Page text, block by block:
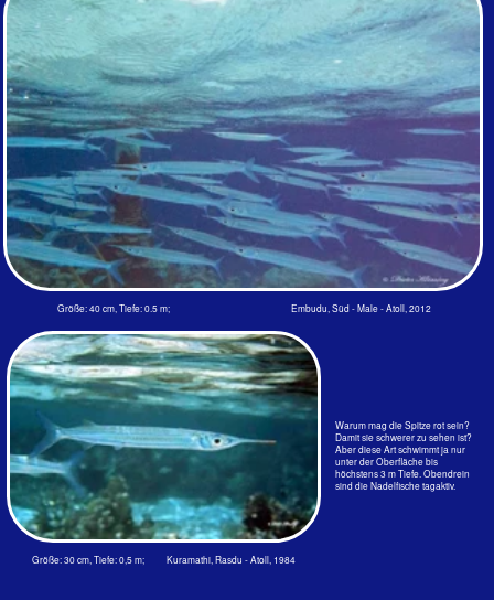
Genauso schwer ist es, gute Fotos von diesen ja nur 4 oder 5 cm dicken
Fischen zu machen. Automatische Kameras fokussieren nur schlecht auf
so einen schmalen Körper. Da bleibt nur, Objektiv und Blitz auf eine
bestimmte Entfernung fest einzustellen und diese dann zu schätzen.
Familie Fliegende Fische - Exocotiedae
Wirklich: Fliegende Fische gibt es in 7 Gattungen mit 60 Arten. Dabei
sahen sie auf dem Weg vom Flughafen Hulhulé zu den Urlaubsinsel
eigentlich immer gleich aus: schlank, zylindrisch und silbrig glänzend mit
gegabeltem Schwanz und weit ausgebreiteten Schwingen.
Sie treiben scheinbar ziellos durch die endlosen Weiten der Hochsee.
Droht ihnen Gefahr durch den Angriff eines Räubers oder naht sich ihnen
ein Boot, verlassen sie das Wasser und segeln auf ihren ausgebreiteten
Brustflossen dem verblüfften Räuber mit erstaunlicher Geschwindigkeit
davon.
Genauer beschrieben ist der Vorgang unter dem Bild des Fliegenden
Fisches. Unter Wasser sind ihre Brustflossen eng an den Körper angelegt
und werden zum Schwimmen nicht gebraucht.
Seegras angeheftet und die dann schlüpfenden Larven sind pelagisch.
Fliegende Fische scheinen nie zu schlafen, haben aber im Dunklen nicht
schon mal in kleine Boote oder an das Ufer - bestimmt nicht freiwillig.
Sie haben nicht nur Feinde unter Wasser. Im Ostpazifik vor Costa Rica war
ich einmal Zeuge, wie ein mächtiger Fregattvogel sich einen Fliegenden
Fisch holte und hier sind die Seeschwalben auch in der Lage und Willens,
sich solch eine fette Beute, sozusagen im Vorbeiflug und ohne naß zu
werden, zu holen.
Fliegender Fisch Cypselurus poecilopterus
(Valenciennes, 1847)
E: Yellowing flyingfish, F: Exocet-aile-jaune, J: Aya-tobi-jaune, D: Volangi